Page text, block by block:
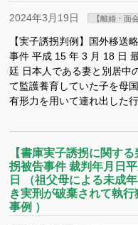
2024年3月19日 【離婚・面
【実子誘拐判例】国外移送
事件 平成 15 年 3 月 18 日
廷 日本人である妻と別居中
て監護養育していた子を母
有形力を用いて連れ出した
【書庫実子誘拐に関す
拐被告事件 裁判年月日
日 （祖父母による未成
き実刑が破棄されて執
事例 ）